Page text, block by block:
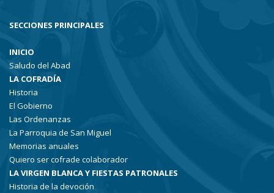
SECCIONES PRINCIPALES
INICIO
Saludo del Abad
LA COFRADÍA
Historia
El Gobierno
Las Ordenanzas
La Parroquia de San Miguel
Memorias anuales
Quiero ser cofrade colaborador
LA VIRGEN BLANCA Y FIESTAS PATRONALES
Historia de la devoción